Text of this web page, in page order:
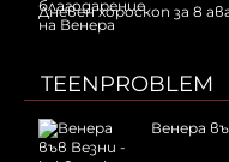
Дневен хороскоп за 8
TEENPROBLEM
Венера